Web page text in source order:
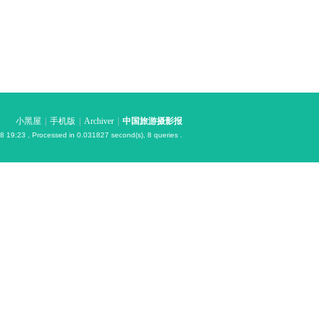
小黑屋 手机版 Archiver 中国旅游摄影报
19:23 , Processed in 0.031827 second(s), 8 queries .